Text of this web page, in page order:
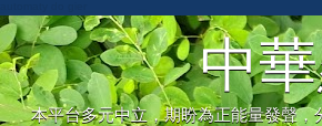
中
本平台多元中立，期盼為正能量發聲